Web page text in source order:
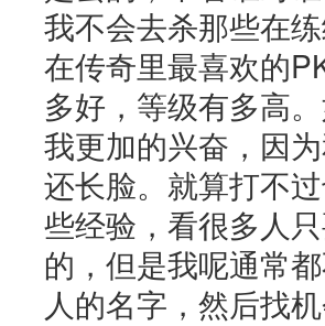
我不会去杀那些在
在传奇里最喜欢的
多好，等级有多高
我更加的兴奋，因
还长脸。就算打不
些经验，看很多人
的，但是我呢通常
人的名字，然后找